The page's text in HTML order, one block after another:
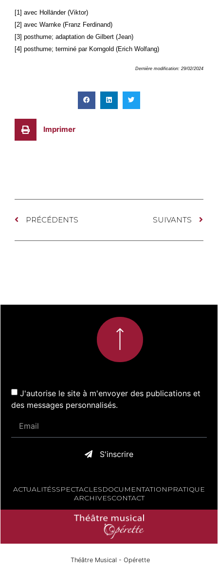
[1] avec Holländer (Viktor)
[2] avec Warnke (Franz Ferdinand)
[3] posthume; adaptation de Gilbert (Jean)
[4] posthume; terminé par Korngold (Erich Wolfang)
Dernière modification: 29/02/2024
Imprimer
PRÉCÉDENTS SUIVANTS
J'autorise le site à m'envoyer des publications et
des messages personnalisés.
S'inscrire
ACTUALITÉSSPECTACLESDOCUMENTATION PRATIQUE
ARCHIVESCONTACT
Théâtre Musical - Opérette